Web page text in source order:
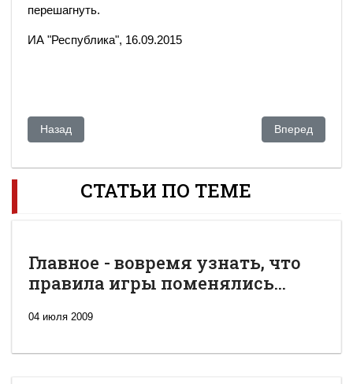
перешагнуть.
ИА "Республика", 16.09.2015
Предыдущий: Глава управления МВД Украины по возврату
Назад Следующий:
Вперед
СТАТЬИ ПО ТЕМЕ
Главное - вовремя узнать, что
правила игры поменялись...
04 июля 2009